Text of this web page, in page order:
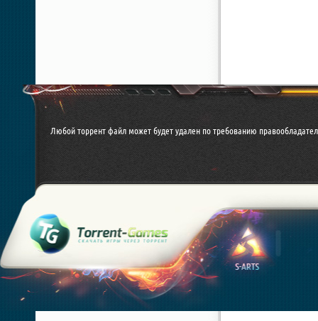
Любой торрент файл может будет удален по требованию